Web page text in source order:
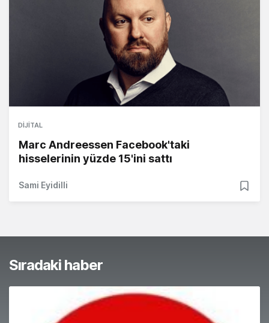
DIJITAL
Marc Andreessen Facebook'taki
hisselerinin yüzde 15'ini sattı
Sami Eyidilli
Sıradaki haber